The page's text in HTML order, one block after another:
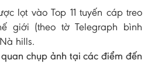
lọt vào Top 11 tuyến cáp treo
giới (theo tờ Telegraph bình
hills.
chụp ảnh tại các điểm đến